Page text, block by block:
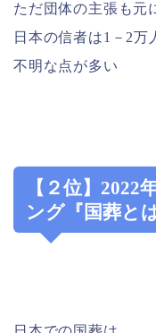
ただ団体の主張も元
日本の信者は1－2万
不明な点が多い
【２位】2022
ング『国葬とは